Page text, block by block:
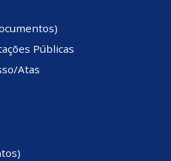
Públicas
Atas